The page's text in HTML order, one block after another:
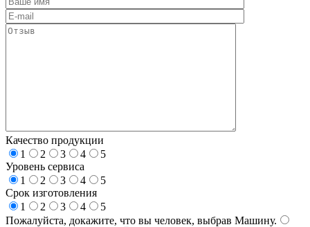
Качество продукции
1
2 3 4
5
Уровень сервиса
1
2 3 4
5
Срок изготовления
1
2 3 4
5
Пожалуйста, докажите, что вы человек, выбрав Машину.